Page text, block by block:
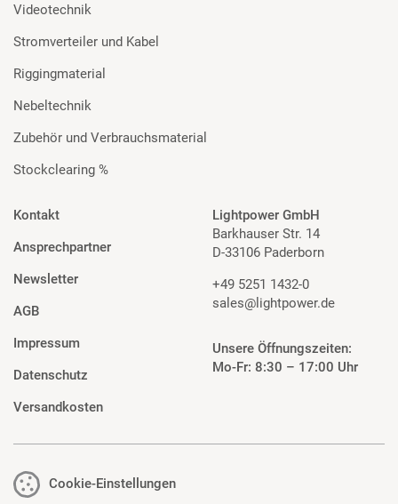
Videotechnik
Stromverteiler und Kabel
Riggingmaterial
Nebeltechnik
Zubehör und Verbrauchsmaterial
Stockclearing %
Kontakt
Ansprechpartner
Newsletter
AGB
Impressum
Datenschutz
Versandkosten
Lightpower GmbH
Barkhauser Str. 14
D-33106 Paderborn
+49 5251 1432-0
sales@lightpower.de
Unsere Öffnungszeiten:
Mo-Fr: 8:30 – 17:00 Uhr
Cookie-Einstellungen